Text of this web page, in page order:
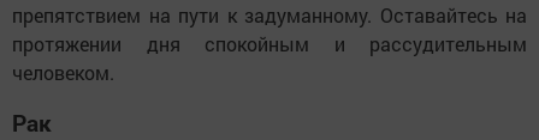
препятствием на пути к задуманному. Оставайтесь на
протяжении дня спокойным и рассудительным
человеком.
Рак